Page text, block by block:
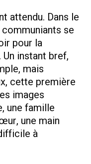
attendu. Dans le
se
pour la
instant bref,
mais
cette première
images
une famille
une main
à